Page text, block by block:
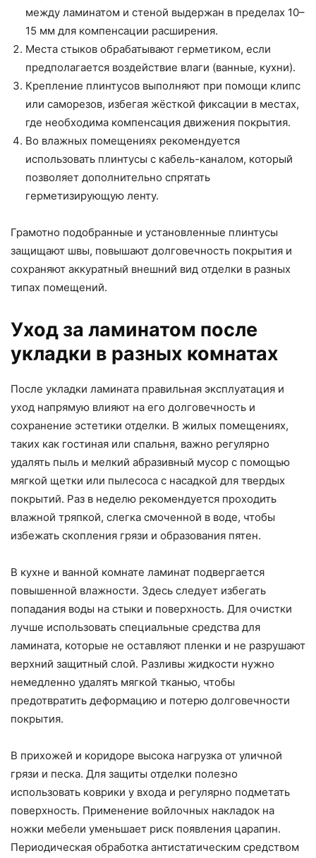
между ламинатом и стеной выдержан в пределах 10–
15 мм для компенсации расширения.
Места стыков обрабатывают герметиком, если
предполагается воздействие влаги (ванные, кухни).
Крепление плинтусов выполняют при помощи клипс
или саморезов, избегая жёсткой фиксации в местах,
где необходима компенсация движения покрытия.
Во влажных помещениях рекомендуется
использовать плинтусы с кабель-каналом, который
позволяет дополнительно спрятать
герметизирующую ленту.
Грамотно подобранные и установленные плинтусы
защищают швы, повышают долговечность покрытия и
сохраняют аккуратный внешний вид отделки в разных
типах помещений.
Уход за ламинатом после
укладки в разных комнатах
После укладки ламината правильная эксплуатация и
уход напрямую влияют на его долговечность и
сохранение эстетики отделки. В жилых помещениях,
таких как гостиная или спальня, важно регулярно
удалять пыль и мелкий абразивный мусор с помощью
мягкой щетки или пылесоса с насадкой для твердых
покрытий. Раз в неделю рекомендуется проходить
влажной тряпкой, слегка смоченной в воде, чтобы
избежать скопления грязи и образования пятен.
В кухне и ванной комнате ламинат подвергается
повышенной влажности. Здесь следует избегать
попадания воды на стыки и поверхность. Для очистки
лучше использовать специальные средства для
ламината, которые не оставляют пленки и не разрушают
верхний защитный слой. Разливы жидкости нужно
немедленно удалять мягкой тканью, чтобы
предотвратить деформацию и потерю долговечности
покрытия.
В прихожей и коридоре высока нагрузка от уличной
грязи и песка. Для защиты отделки полезно
использовать коврики у входа и регулярно подметать
поверхность. Применение войлочных накладок на
ножки мебели уменьшает риск появления царапин.
Периодическая обработка антистатическим средством